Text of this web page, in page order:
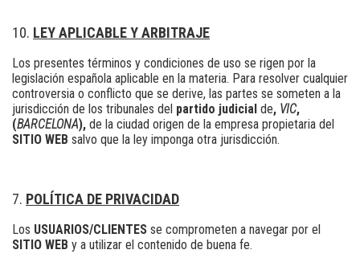
LEY APLICABLE Y ARBITRAJE
Los presentes términos y condiciones de uso se rigen por la
legislación española aplicable en la materia. Para resolver cualquier
controversia o conflicto que se derive, las partes se someten a la
jurisdicción de los tribunales del partido judicial de, VIC,
(BARCELONA), de la ciudad origen de la empresa propietaria del
SITIO WEB salvo que la ley imponga otra jurisdicción.
POLÍTICA DE PRIVACIDAD
Los USUARIOS/CLIENTES se comprometen a navegar por el
SITIO WEB y a utilizar el contenido de buena fe.